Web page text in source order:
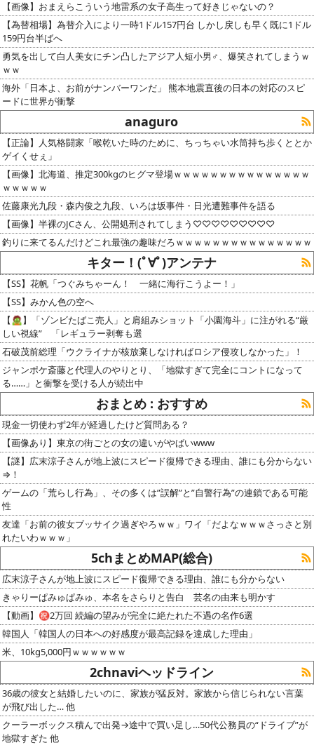
【画像】おまえらこういう地雷系の女子高生って好きじゃないの？
【為替相場】為替介入により一時1ドル157円台 しかし戻しも早く既に1ドル
159円台半ばへ
勇気を出して白人美女にチン凸したアジア人短小男♂、爆笑されてしまうｗ
ｗｗ
海外「日本よ、お前がナンバーワンだ」 熊本地震直後の日本の対応のスピ
ードに世界が衝撃
anaguro
【正論】人気格闘家「喉乾いた時のために、ちっちゃい水筒持ち歩くととか
ゲイくせぇ」
【画像】北海道、推定300kgのヒグマ登場ｗｗｗｗｗｗｗｗｗｗｗｗｗｗｗ
ｗｗｗｗｗ
佐藤康光九段・森内俊之九段、いろは坂事件・日光遭難事件を語る
【画像】半裸のJCさん、公開処刑されてしまう♡♡♡♡♡♡♡♡♡
釣りに来てるんだけどこれ最強の趣味だろｗｗｗｗｗｗｗｗｗｗｗｗｗｗｗ
キター！(ﾟ∀ﾟ)アンテナ
【SS】花帆「つぐみちゃーん！ 一緒に海行こうよー！」
【SS】みかん色の空へ
【🧟】「ゾンビたばこ売人」と肩組みショット「小園海斗」に注がれる“厳
しい視線” 「レギュラー剥奪も選
石破茂前総理「ウクライナが核放棄しなければロシア侵攻しなかった」！
ジャンポケ斎藤と代理人のやりとり、「地獄すぎて完全にコントになって
る……」と衝撃を受ける人が続出中
おまとめ : おすすめ
現金一切使わず2年が経過したけど質問ある？
【画像あり】東京の街ごとの女の違いがやばいwww
【謎】広末涼子さんが地上波にスピード復帰できる理由、誰にも分からない
⇒！
ゲームの「荒らし行為」、その多くは”誤解”と”自警行為”の連鎖である可能
性
友達「お前の彼女ブッサイク過ぎやろｗｗ」ワイ「だよなｗｗｗさっさと別
れたいわｗｗｗ」
5chまとめMAP(総合)
広末涼子さんが地上波にスピード復帰できる理由、誰にも分からない
きゃりーぱみゅぱみゅ、本名をさらりと告白 芸名の由来も明かす
【動画】㊗️2万回 続編の望みが完全に絶たれた不遇の名作6選
韓国人「韓国人の日本への好感度が最高記録を達成した理由」
米、10kg5,000円ｗｗｗｗｗｗ
2chnaviヘッドライン
36歳の彼女と結婚したいのに、家族が猛反対。家族から信じられない言葉
が飛び出した… 他
クーラーボックス積んで出発→途中で買い足し…50代公務員の“ドライブ”が
地獄すぎた 他